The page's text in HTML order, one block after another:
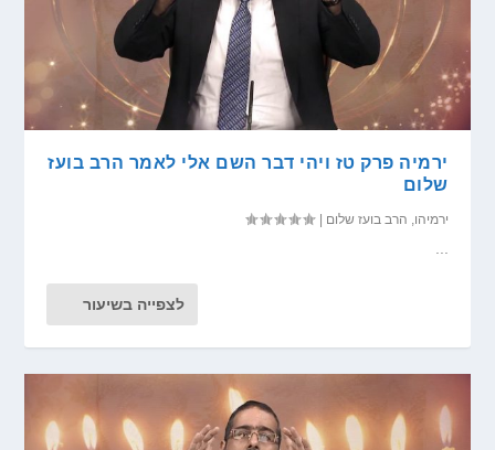
ירמיה פרק טז ויהי דבר השם אלי לאמר הרב בועז
שלום
ירמיהו, הרב בועז שלום |
לצפייה בשיעור